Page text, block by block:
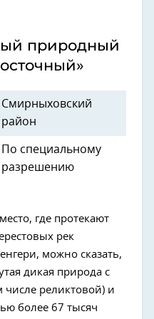
природный
Смирныховский
район
По специальному
разрешению
где протекают
рек
можно сказать,
дикая природа с
реликтовой) и
более 67 тысяч